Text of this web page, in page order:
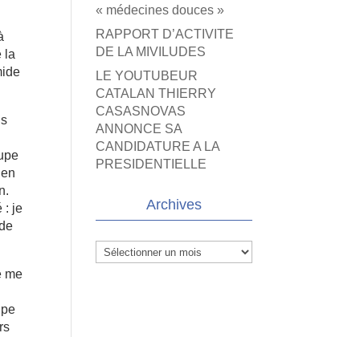
la
: je
me
« médecines douces »
RAPPORT D’ACTIVITE
DE LA MIVILUDES
LE YOUTUBEUR
CATALAN THIERRY
CASASNOVAS
ANNONCE SA
CANDIDATURE A LA
PRESIDENTIELLE
Archives
Archives